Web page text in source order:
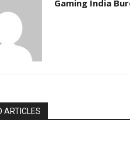
Gaming India
ARTICLES